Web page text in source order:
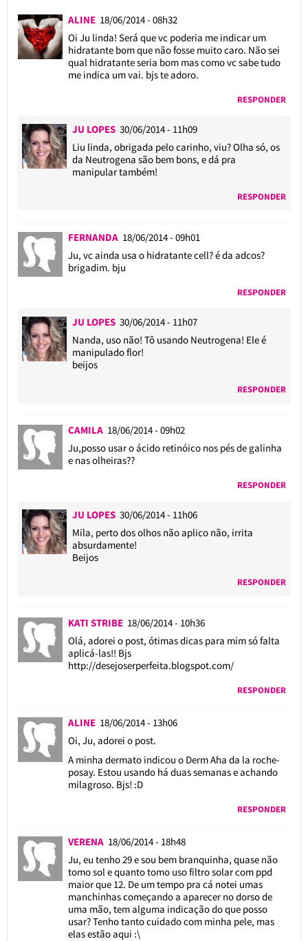
ALINE 18/06/2014 - 08h32
Oi Ju linda! Será que vc poderia me indicar um
hidratante bom que não fosse muito caro. Não sei
qual hidratante seria bom mas como vc sabe tudo
me indica um vai. bjs te adoro.
RESPONDER
JU LOPES 30/06/2014 - 11h09
Liu linda, obrigada pelo carinho, viu? Olha só, os
da Neutrogena são bem bons, e dá pra
manipular também!
RESPONDER
FERNANDA 18/06/2014 - 09h01
Ju, vc ainda usa o hidratante cell? é da adcos?
brigadim. bju
RESPONDER
JU LOPES 30/06/2014 - 11h07
Nanda, uso não! Tô usando Neutrogena! Ele é
manipulado flor!
beijos
RESPONDER
CAMILA 18/06/2014 - 09h02
Ju,posso usar o ácido retinóico nos pés de galinha
e nas olheiras??
RESPONDER
JU LOPES 30/06/2014 - 11h06
Mila, perto dos olhos não aplico não, irrita
absurdamente!
Beijos
RESPONDER
KATI STRIBE 18/06/2014 - 10h36
Olá, adorei o post, ótimas dicas para mim só falta
aplicá-las!! Bjs
http://desejoserperfeita.blogspot.com/
RESPONDER
ALINE 18/06/2014 - 13h06
Oi, Ju, adorei o post.
A minha dermato indicou o Derm Aha da la roche-
posay. Estou usando há duas semanas e achando
milagroso. Bjs! :D
RESPONDER
VERENA 18/06/2014 - 18h48
Ju, eu tenho 29 e sou bem branquinha, quase não
tomo sol e quanto tomo uso filtro solar com ppd
maior que 12. De um tempo pra cá notei umas
manchinhas começando a aparecer no dorso de
uma mão, tem alguma indicação do que posso
usar? Tenho tanto cuidado com minha pele, mas
elas estão aqui :\